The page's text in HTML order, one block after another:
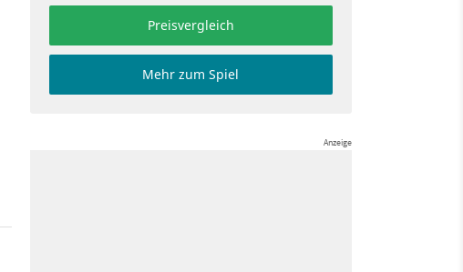
Preisvergleich
Mehr zum Spiel